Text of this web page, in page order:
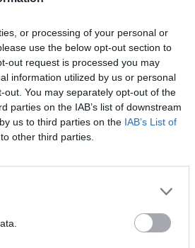
or processing of your personal or
use the below opt-out section to
out request is processed you may
information utilized by us or personal
You may separately opt-out of the
parties on the IAB’s list of downstream
us to third parties on the IAB’s List of
other third parties.
43.22.01
milioni 46.71.10
milioni 43.21.01